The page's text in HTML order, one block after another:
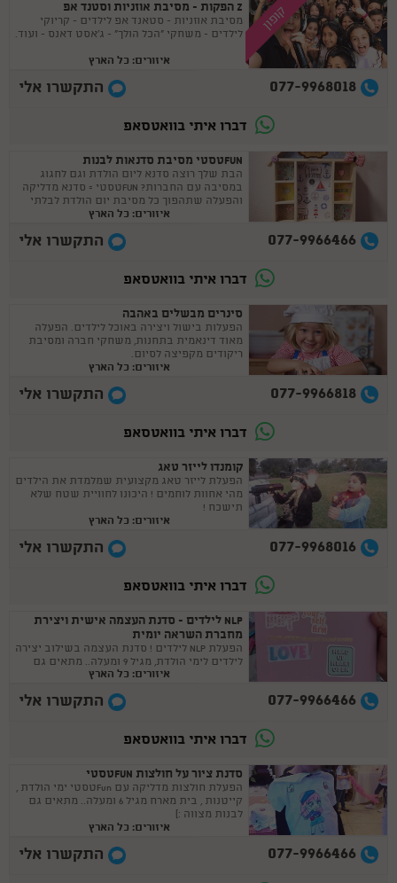
קופון Z הפקות - מסיבת אוזניות וסטנד אפ
מסיבת אוזניות - סטאנד אפ לילדים - קריוקי
לילדים - משחקי "הכל הולך" - ג'אסט דאנס - ועוד.
איזורים: כל הארץ
077-9968018 התקשרו אלי
דברו איתי בוואטסאפ
FUNטסטי מסיבת סדנאות לבנות
הבת שלך רוצה סדנא ליום הולדת וגם לחגוג
במסיבה עם החברות? FUNטסטי = סדנא מדליקה
והפעלה שתהפוך כל מסיבת יום הולדת לבלתי
איזורים: כל הארץ
077-9966466 התקשרו אלי
דברו איתי בוואטסאפ
סינרים מבשלים באהבה
הפעלות בישול ויצירה באוכל לילדים. הפעלה
מאוד דינאמית בתחנות, משחקי חברה ומסיבת
ריקודים מקפיצה לסיום.
איזורים: כל הארץ
077-9966818 התקשרו אלי
דברו איתי בוואטסאפ
קומנדו לייזר טאג
הפעלת לייזר טאג מקצועית שמלמדת את הילדים
מהי אחוות לוחמים ! היכונו לחוויית שטח שלא
תישכח !
איזורים: כל הארץ
077-9968016 התקשרו אלי
דברו איתי בוואטסאפ
NLP לילדים - סדנת העצמה אישית ויצירת
מחברת השראה יומית
הפעלת NLP לילדים ! סדנת העצמה בשילוב יצירה
לילדים לימי הולדת, מגיל 9 ומעלה.. מתאים גם
איזורים: כל הארץ
077-9966466 התקשרו אלי
דברו איתי בוואטסאפ
סדנת ציור על חולצות FUNטסטי
הפעלת חולצות מדליקה עם Funטסטי ימי הולדת ,
קייטנות , בית מארח מגיל 6 ומעלה.. מתאים גם
לבנות מצווה :)
איזורים: כל הארץ
077-9966466 התקשרו אלי